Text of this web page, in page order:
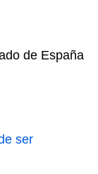
de España
ser